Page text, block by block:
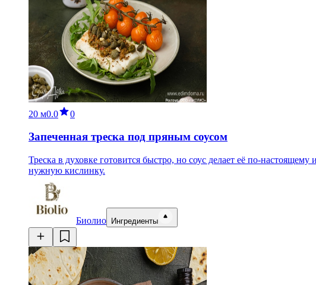
20 м0.0 0
Запеченная треска под пряным соусом
Треска в духовке готовится быстро, но соус делает её по-
нужную кислинку.
Биолио Ингредиенты